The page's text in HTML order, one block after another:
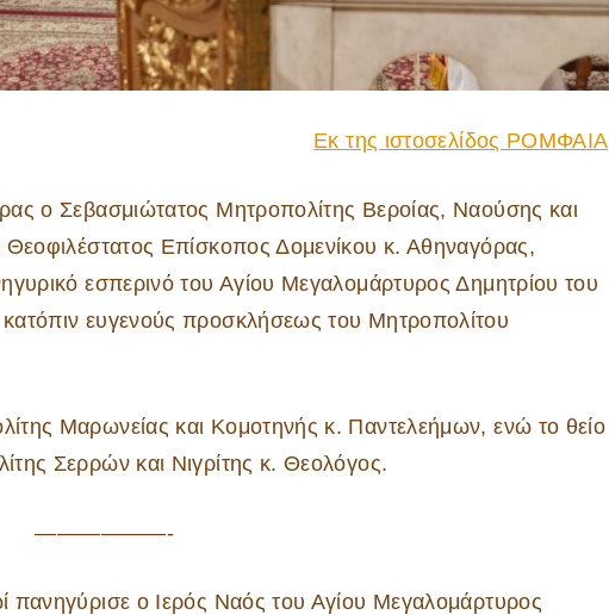
Εκ της ιστοσελίδος ΡΟΜΦΑΙΑ
ο Σεβασμιώτατος Μητροπολίτης Βεροίας, Ναούσης και
Επίσκοπος Δομενίκου κ. Αθηναγόρας,
εσπερινό του Αγίου Μεγαλομάρτυρος Δημητρίου του
ευγενούς προσκλήσεως του Μητροπολίτου
Μαρωνείας και Κομοτηνής κ. Παντελεήμων, ενώ το θείο
Σερρών και Νιγρίτης κ. Θεολόγος.
——————-
ο Ιερός Ναός του Αγίου Μεγαλομάρτυρος